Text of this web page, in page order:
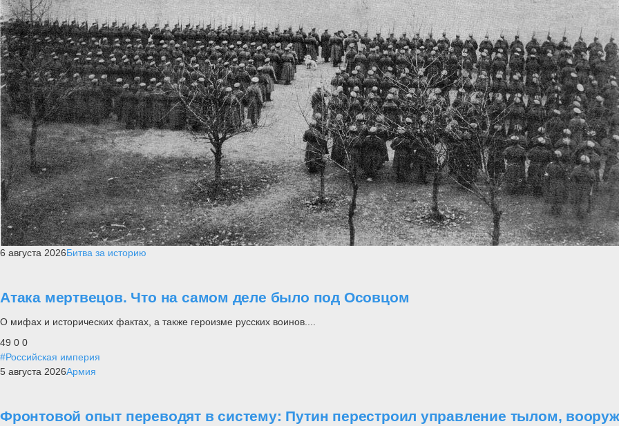
6 августа 2026Битва за историю
Атака мертвецов. Что на самом деле было под Осовцом
О мифах и исторических фактах, а также героизме русских воинов....
49 0 0
#Российская империя
5 августа 2026Армия
Фронтовой опыт переводят в систему: Путин перестроил управление тылом,